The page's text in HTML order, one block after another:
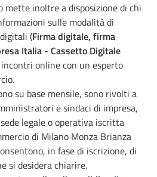
mette inoltre a disposizione di chi
sulle modalità di
(Firma digitale, firma
Italia - Cassetto Digitale
online con un esperto
su base mensile, sono rivolti a
e sindaci di impresa,
legale o operativa iscritta
di Milano Monza Brianza
in fase di iscrizione, di
si desidera chiarire.